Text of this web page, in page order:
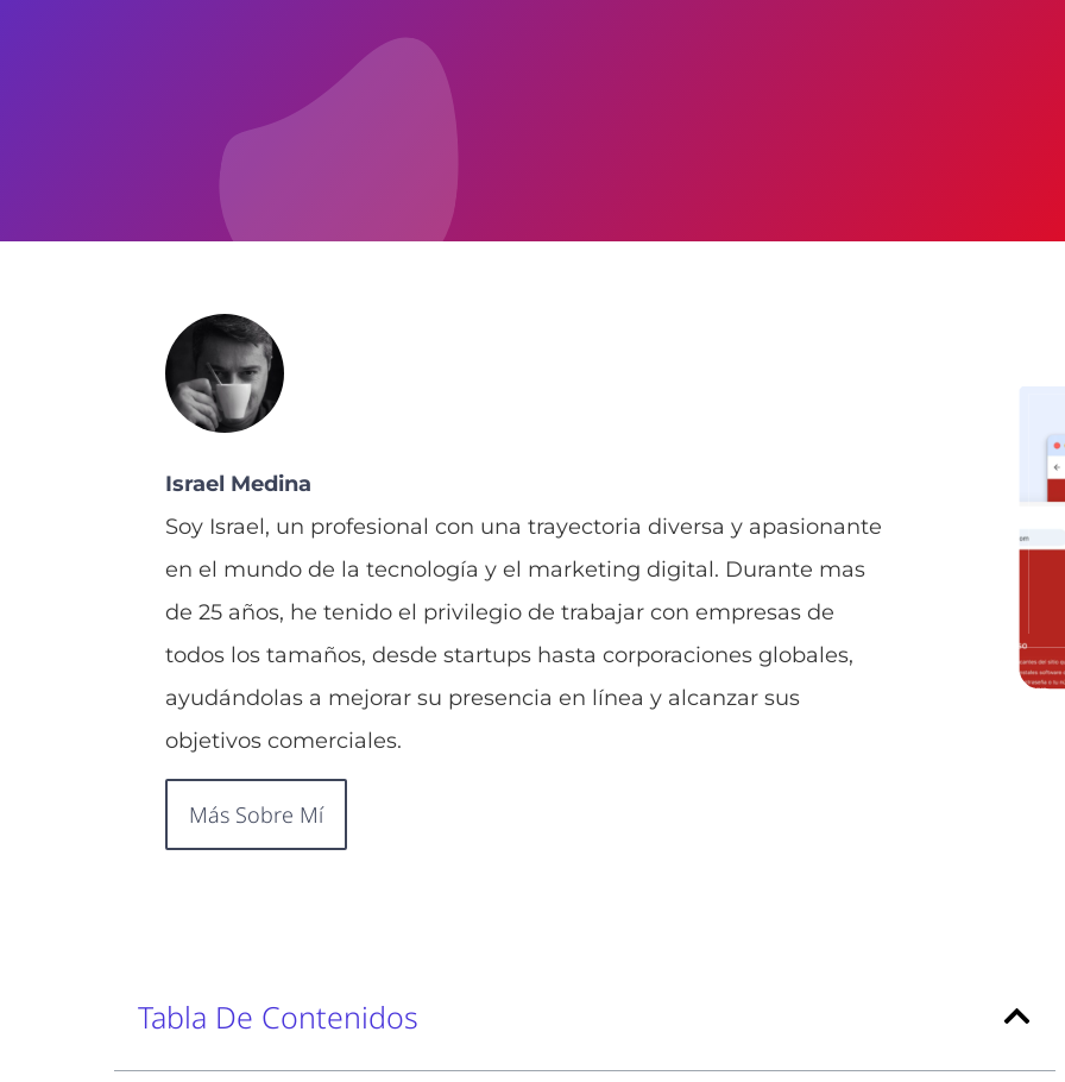
Israel Medina
Soy Israel, un profesional con una trayectoria diversa y apasionante
en el mundo de la tecnología y el marketing digital. Durante mas
de 25 años, he tenido el privilegio de trabajar con empresas de
todos los tamaños, desde startups hasta corporaciones globales,
ayudándolas a mejorar su presencia en línea y alcanzar sus
objetivos comerciales.
Más Sobre Mí
Tabla De Contenidos